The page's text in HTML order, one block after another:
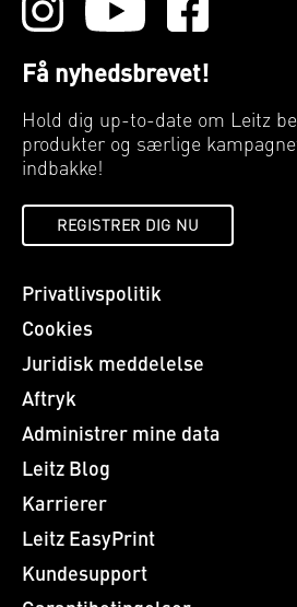
Få nyhedsbrevet!
Hold dig up-to-date om Leitz
produkter og særlige
indbakke!
REGISTRER DIG NU
Privatlivspolitik
Cookies
Juridisk meddelelse
Aftryk
Administrer mine data
Leitz Blog
Karrierer
Leitz EasyPrint
Kundesupport